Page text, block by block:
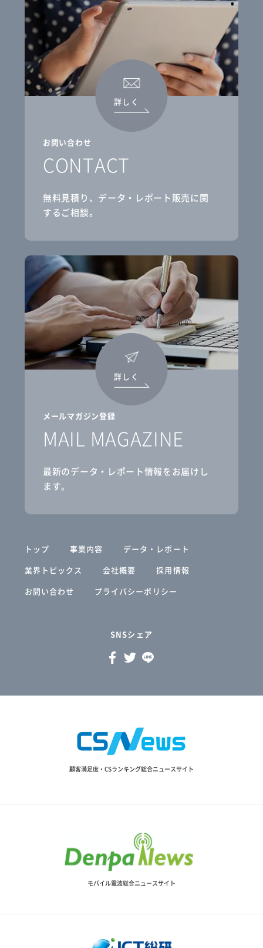
お問い合わせ
CONTACT
無料見積り、データ・レポート販売に関
するご相談。
詳しく
メールマガジン登録
MAIL MAGAZINE
最新のデータ・レポート情報をお届けし
ます。
詳しく
トップ 事業内容
データ・レポート
業界トピックス
会社概要
採用情報
お問い合わせ
プライバシーポリシー
SNSシェア
顧客満足度・CSランキング総合ニュースサイト
モバイル電波総合ニュースサイト